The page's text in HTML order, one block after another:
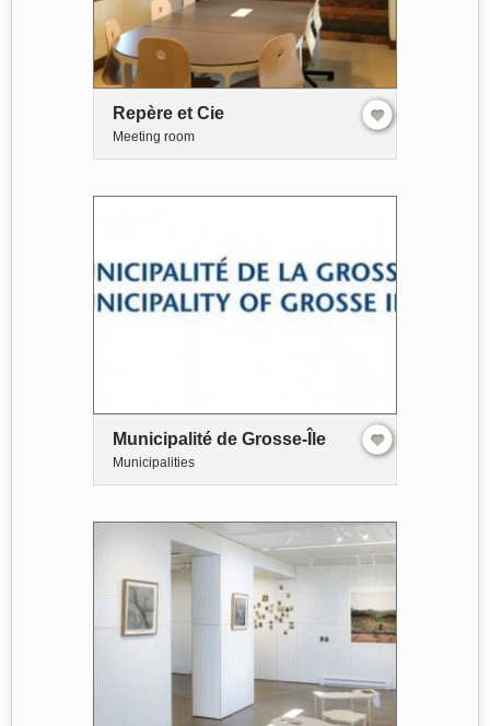
Repère et Cie
Meeting room
Municipalité de Grosse-Île
Municipalities